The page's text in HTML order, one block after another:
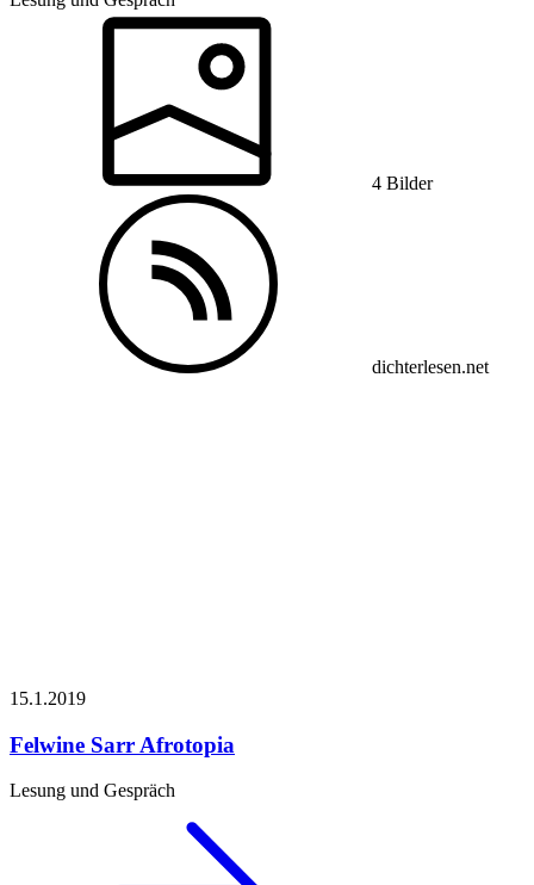
4 Bilder
dichterlesen.net
15.1.2019
Felwine Sarr Afrotopia
Lesung und Gespräch